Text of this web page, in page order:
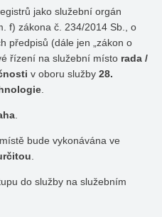
jako služební orgán
f) zákona č. 234/2014 Sb., o
předpisů (dále jen „zákon o
řízení na služební místo rada /
v oboru služby 28.
bude vykonávána ve
do služby na služebním